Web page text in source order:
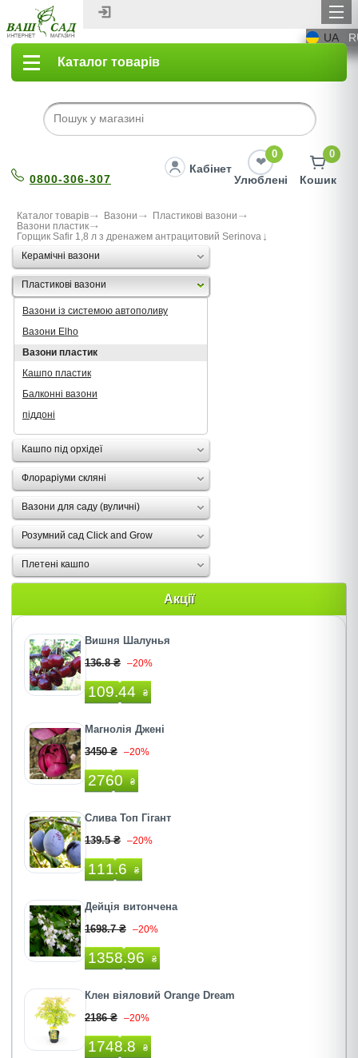
UA
Каталог товарів
0800-306-307
Кабінет
0
Улюблені
0
Кошик
Каталог товарів Вазони
Пластикові вазони
Вазони пластик
Горщик Safir 1,8 л з дренажем антрацитовий Serinova
Керамічні вазони
Пластикові вазони
Вазони із системою автополиву
Вазони Elho
Вазони пластик
Кашпо пластик
Балконні вазони
піддоні
Кашпо під орхідеї
Флораріуми скляні
Вазони для саду (вуличні)
Розумний сад Click and Grow
Плетені кашпо
Акції
Вишня Шалунья
136.8 ₴ –20%
109.44 ₴
Магнолія Джені
3450 ₴ –20%
2760 ₴
Слива Топ Гігант
139.5 ₴ –20%
111.6 ₴
Дейція витончена
1698.7 ₴ –20%
1358.96 ₴
Клен віяловий Orange Dream
2186 ₴ –20%
1748.8 ₴